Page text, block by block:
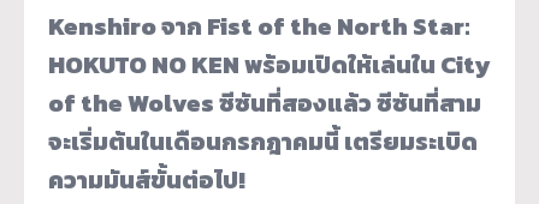
Kenshiro จาก Fist of the North Star:
HOKUTO NO KEN พร้อมเปิดให้เล่นใน City
of the Wolves ซีซันที่สองแล้ว ซีซันที่สาม
จะเริ่มต้นในเดือนกรกฎาคมนี้ เตรียมระเบิด
ความมันส์ขั้นต่อไป!